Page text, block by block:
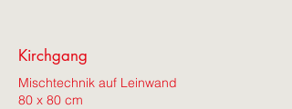
Kirchgang
Mischtechnik auf Leinwand
80 x 80 cm